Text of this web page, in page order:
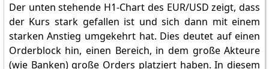
Der unten stehende H1-Chart des EUR/USD zeigt, dass
der Kurs stark gefallen ist und sich dann mit einem
starken Anstieg umgekehrt hat. Dies deutet auf einen
Orderblock hin, einen Bereich, in dem große Akteure
(wie Banken) große Orders platziert haben. In diesem